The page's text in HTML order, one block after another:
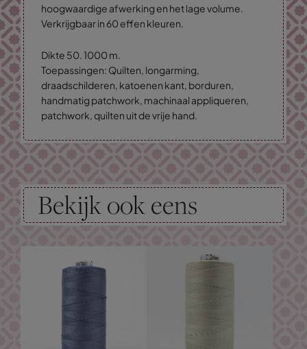
hoogwaardige afwerking en het lage volume.
Verkrijgbaar in 60 effen kleuren.
Dikte 50. 1000 m.
Toepassingen: Quilten, longarming,
draadschilderen, katoenen kant, borduren,
handmatig patchwork, machinaal appliqueren,
patchwork, quilten uit de vrije hand.
Bekijk ook eens